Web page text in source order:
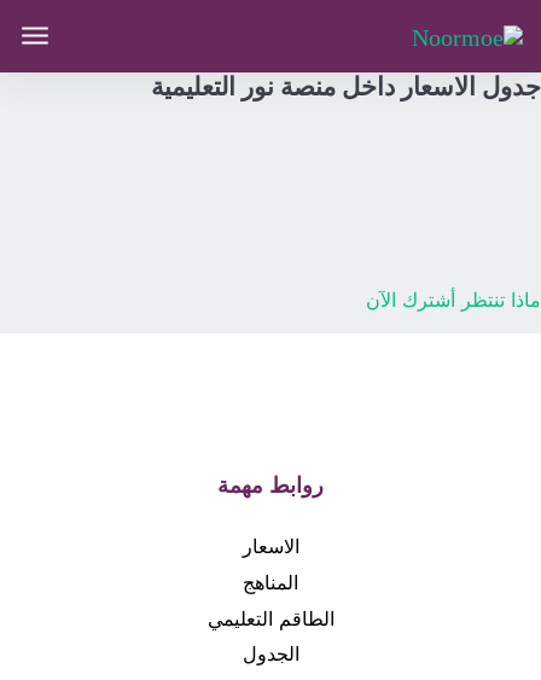
جدول الاسعار داخل منصة نور التعليمية
ماذا تنتظر أشترك الآن
روابط مهمة
الاسعار
المناهج
الطاقم التعليمي
الجدول